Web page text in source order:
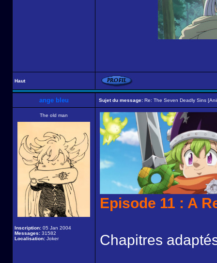
Haut
ange bleu Sujet du message: Re: The Seven Deadly Sins
The old man
Inscription: 05 Jan 2004
Messages: 31582
Localisation: Joker
Episode 11 : A
Chapitres